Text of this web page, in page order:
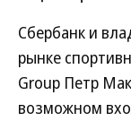
Сбербанк и
рынке
Group Петр
возможном